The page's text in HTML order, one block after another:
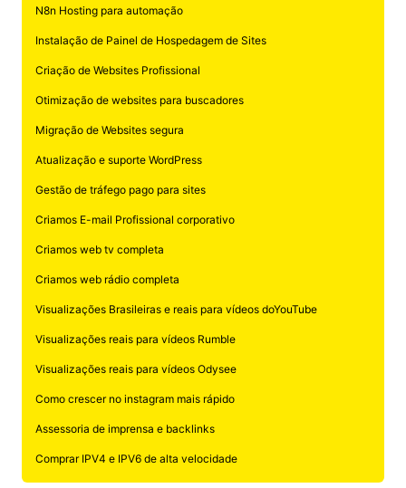
N8n Hosting para automação
Instalação de Painel de Hospedagem de Sites
Criação de Websites Profissional
Otimização de websites para buscadores
Migração de Websites segura
Atualização e suporte WordPress
Gestão de tráfego pago para sites
Criamos E-mail Profissional corporativo
Criamos web tv completa
Criamos web rádio completa
Visualizações Brasileiras e reais para vídeos doYouTube
Visualizações reais para vídeos Rumble
Visualizações reais para vídeos Odysee
Como crescer no instagram mais rápido
Assessoria de imprensa e backlinks
Comprar IPV4 e IPV6 de alta velocidade